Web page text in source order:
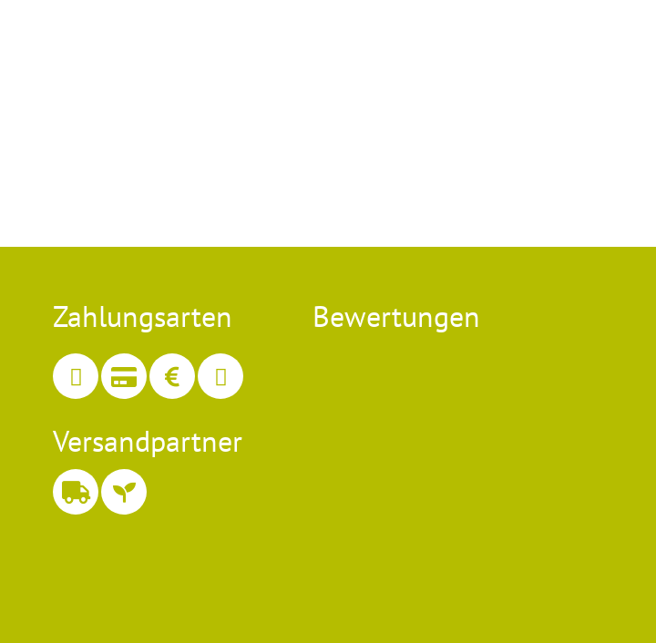
Zahlungsarten
Versandpartner
Bewertungen